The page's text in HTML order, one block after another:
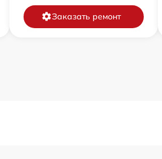
от 60 мин Заказать ремонт